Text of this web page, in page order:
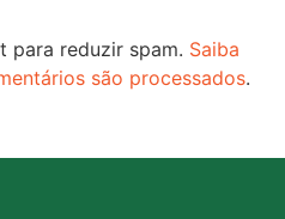
para reduzir spam. Saiba
são processados.